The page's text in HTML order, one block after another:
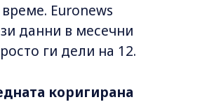
Euronews
данни в месечни
ги дели на 12.
коригирана